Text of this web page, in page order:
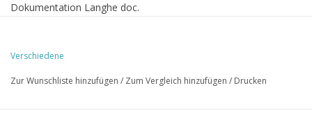
Dokumentation Langhe doc.
Barolo Boys
Verschiedene
Zur Wunschliste hinzufügen / Zum Vergleich hinzufügen / Drucken